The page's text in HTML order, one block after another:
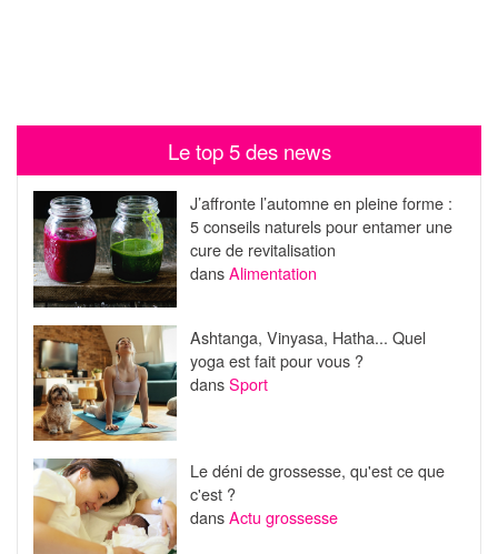
Le top 5 des news
J’affronte l’automne en pleine forme :
5 conseils naturels pour entamer une
cure de revitalisation
dansAlimentation
Ashtanga, Vinyasa, Hatha... Quel
yoga est fait pour vous ?
dansSport
Le déni de grossesse, qu'est ce que
c'est ?
dansActu grossesse